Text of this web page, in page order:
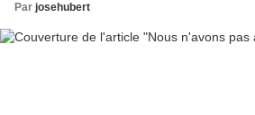
Par josehubert